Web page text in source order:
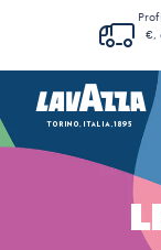
€,